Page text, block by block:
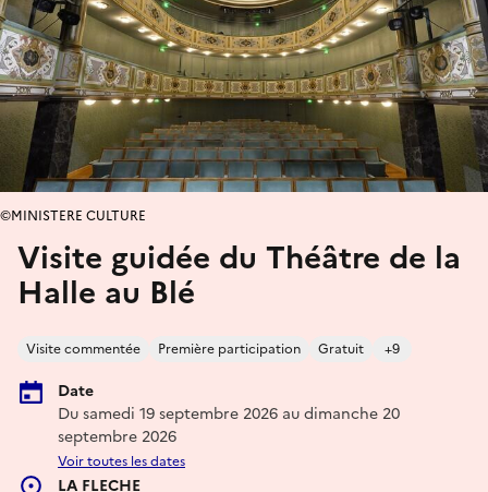
Visite guidée du Théâtre de la
Halle au Blé
Visite commentée Première participation Gratuit +9
Date
Du samedi 19 septembre 2026 au dimanche 20
septembre 2026
Voir toutes les dates
LA FLECHE
©MINISTERE CULTURE